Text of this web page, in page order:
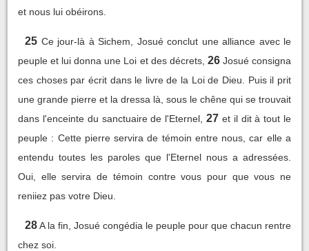
et nous lui obéirons.
25 Ce jour-là à Sichem, Josué conclut une alliance avec le
peuple et lui donna une Loi et des décrets, 26 Josué consigna
ces choses par écrit dans le livre de la Loi de Dieu. Puis il prit
une grande pierre et la dressa là, sous le chêne qui se trouvait
dans l'enceinte du sanctuaire de l'Eternel, 27 et il dit à tout le
peuple : Cette pierre servira de témoin entre nous, car elle a
entendu toutes les paroles que l'Eternel nous a adressées.
Oui, elle servira de témoin contre vous pour que vous ne
reniiez pas votre Dieu.
28A la fin, Josué congédia le peuple pour que chacun rentre
chez soi.